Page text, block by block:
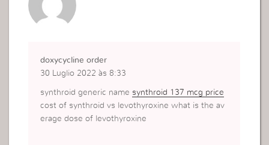
doxycycline order
30 Luglio 2022 às 8:33
synthroid generic name synthroid 137 mcg price
cost of synthroid vs levothyroxine what is the av
erage dose of levothyroxine